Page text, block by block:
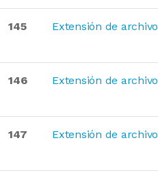
145 Extensión de archivo
146 Extensión de
147 Extensión de